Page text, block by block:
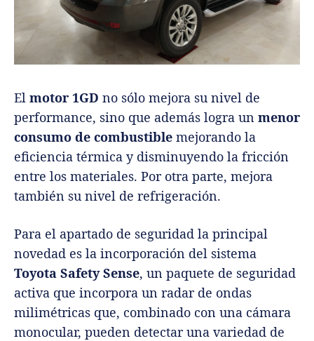
El motor 1GD no sólo mejora su nivel de
performance, sino que además logra un menor
consumo de combustible mejorando la
eficiencia térmica y disminuyendo la fricción
entre los materiales. Por otra parte, mejora
también su nivel de refrigeración.
Para el apartado de seguridad la principal
novedad es la incorporación del sistema
Toyota Safety Sense, un paquete de seguridad
activa que incorpora un radar de ondas
milimétricas que, combinado con una cámara
monocular, pueden detectar una variedad de